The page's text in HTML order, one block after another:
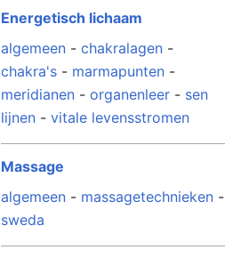
Energetisch lichaam
algemeen - chakralagen -
chakra's - marmapunten -
meridianen - organenleer - sen
lijnen - vitale levensstromen
Massage
algemeen - massagetechnieken -
sweda